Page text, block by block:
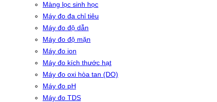
Màng lọc sinh học
Máy đo đa chỉ tiêu
Máy đo độ dẫn
Máy đo độ mặn
Máy đo ion
Máy đo kích thước hạt
Máy đo oxi hòa tan (DO)
Máy đo pH
Máy đo TDS